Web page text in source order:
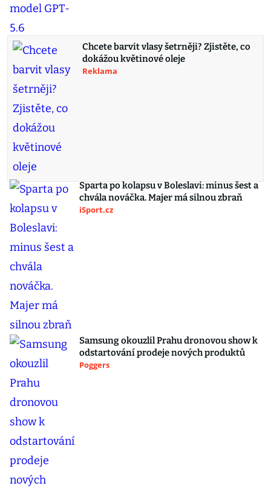
Chcete barvit vlasy šetrněji? Zjistěte, co
dokážou květinové oleje
Reklama
Sparta po kolapsu v Boleslavi: minus šest a
chvála nováčka. Majer má silnou zbraň
iSport.cz
Samsung okouzlil Prahu dronovou show k
odstartování prodeje nových produktů
Poggers